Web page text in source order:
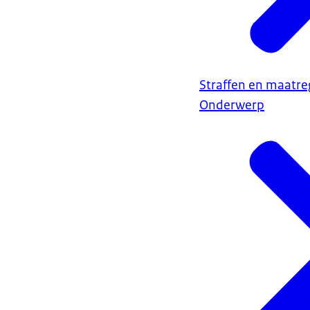
Straffen en
Onderwerp